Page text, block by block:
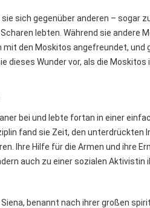
sich gegenüber anderen – sogar
lebten. Während sie andere
den Moskitos angefreundet, und
dieses Wunder vor, als die Moskitos
bei und lebte fortan in einer
fand sie Zeit, den unterdrückten
Ihre Hilfe für die Armen und ihre
auch zu einer sozialen Aktivistin
benannt nach ihrer großen